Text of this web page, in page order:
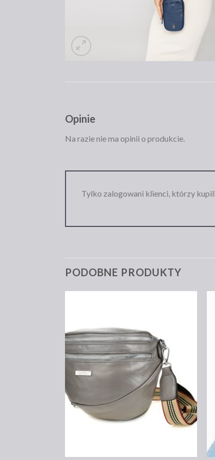
Opinie
Na razie nie ma opinii o produkcie.
Tylko zalogowani klienci, którzy
PODOBNE PRODUKTY